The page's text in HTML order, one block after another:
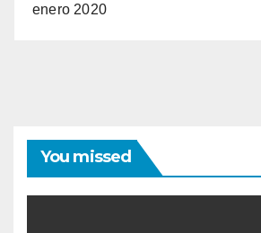
enero 2020
You missed